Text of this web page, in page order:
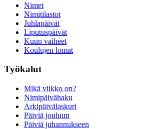
Nimet
Nimitilastot
Juhlapäivät
Liputuspäivät
Kuun vaiheet
Koulujen lomat
Työkalut
Mikä viikko on?
Nimipäivähaku
Arkipäivälaskuri
Päiviä jouluun
Päiviä juhannukseen